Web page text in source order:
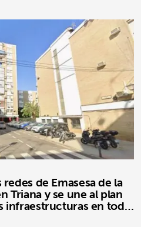
de Emasesa de la
Triana y se une al plan
infraestructuras en toda